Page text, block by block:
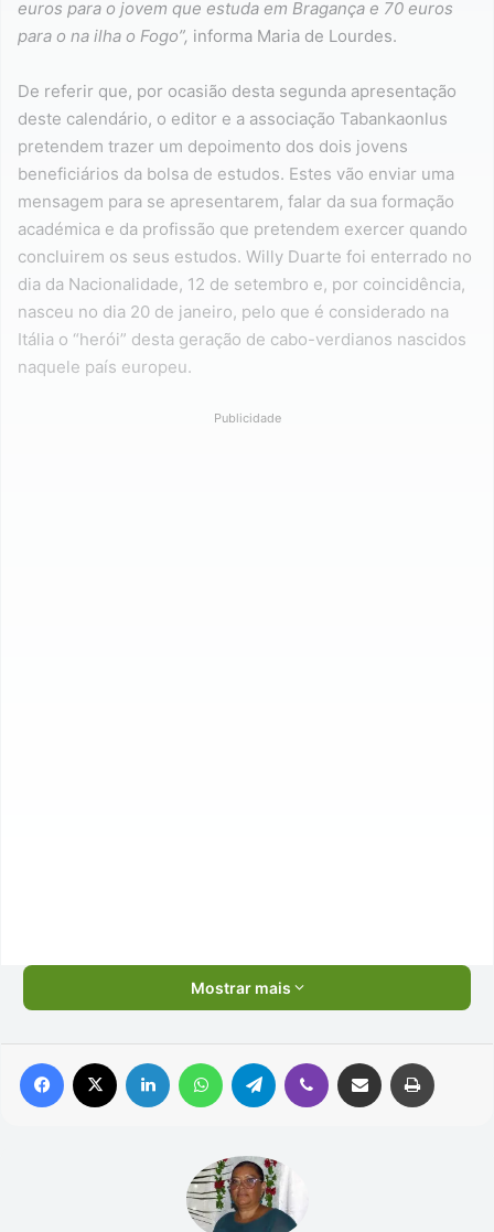
euros para o jovem que estuda em Bragança e 70 euros
para o na ilha o Fogo”, informa Maria de Lourdes.
De referir que, por ocasião desta segunda apresentação
deste calendário, o editor e a associação Tabankaonlus
pretendem trazer um depoimento dos dois jovens
beneficiários da bolsa de estudos. Estes vão enviar uma
mensagem para se apresentarem, falar da sua formação
académica e da profissão que pretendem exercer quando
concluirem os seus estudos. Willy Duarte foi enterrado no
dia da Nacionalidade, 12 de setembro e, por coincidência,
nasceu no dia 20 de janeiro, pelo que é considerado na
Itália o “herói” desta geração de cabo-verdianos nascidos
naquele país europeu.
Publicidade
Mostrar mais
Facebook Linkedin WhatsAppTelegram Viber Compartilhar via e-mail